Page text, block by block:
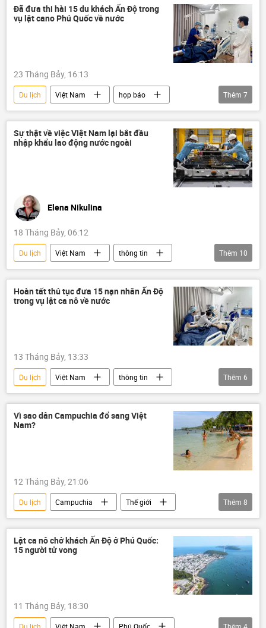
máy bay
quan hệ quốc tế
hợp tác
Kinh tế
Đã đưa thi hài 15 du khách Ấn Độ trong
vụ lật cano Phú Quốc về nước
23 Tháng Bảy, 16:13
Du lịch Việt Nam
họp báo
Bộ Ngoại giao Việt Nam
Ấn Độ
ngoại giao
tai nạn
gây tai nạn
Phú Quốc
công dân
Thêm 7
Sự thật về việc Việt Nam lại bắt đầu
nhập khẩu lao động nước ngoài
Elena Nikulina
18 Tháng Bảy, 06:12
Du lịch Việt Nam
thông tin
Xã hội
Chính trị
Tác giả
người lao động
doanh nghiệp
Kinh tế
Quan điểm-Ý kiến
Thêm 10
Hoàn tất thủ tục đưa 15 nạn nhân Ấn Độ
trong vụ lật ca nô về nước
13 Tháng Bảy, 13:33
Du lịch Việt Nam
thông tin
tai nạn
gây tai nạn
tai nạn giao thông
Phú Quốc
Ấn Độ
Thêm 6
Vì sao dân Campuchia đổ sang Việt
Nam?
12 Tháng Bảy, 21:06
Du lịch Campuchia
Thế giới
Việt Nam
Á-Thái Bình Dương
Bộ Văn hóa Thể thao và Du lịch
sông Mekong
Thêm 8
Lật ca nô chở khách Ấn Độ ở Phú Quốc:
15 người tử vong
11 Tháng Bảy, 18:30